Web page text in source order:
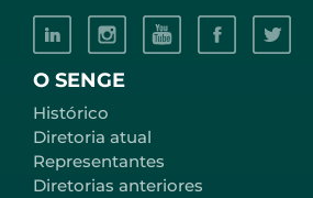
O SENGE
Histórico
Diretoria atual
Representantes
Diretorias anteriores